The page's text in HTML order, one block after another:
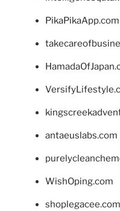
PikaPikaApp.com
antaeuslabs.com
WishOping.com
shoplegacee.com